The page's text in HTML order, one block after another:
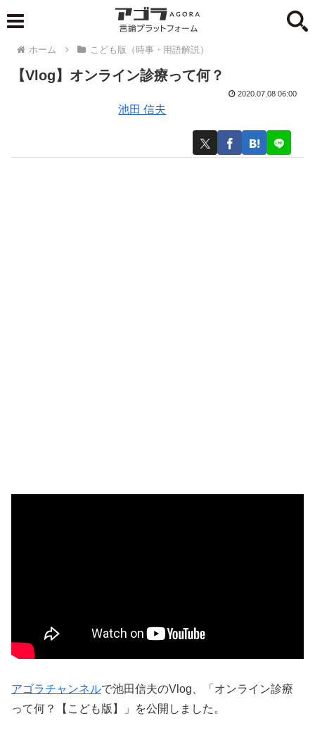
ホーム こども版（時事・用語解説）
【Vlog】オンライン診療って何？
池田 信夫
2020.07.08 06:00
アゴラチャンネルで池田信夫のVlog、「オンライン診療
って何？【こども版】」を公開しました。